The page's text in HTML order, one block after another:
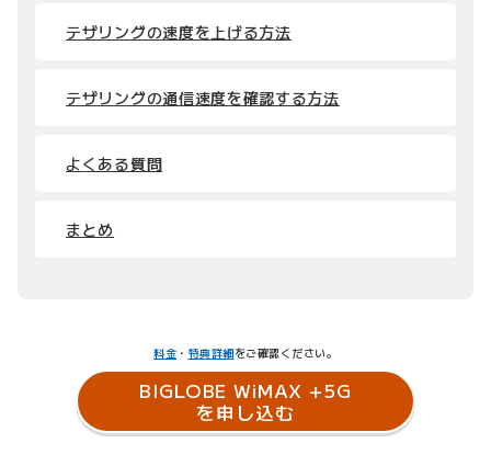
テザリングの速度を上げる方法
テザリングの通信速度を確認する方法
よくある質問
まとめ
料金 ・ 特典詳細をご確認ください。
BIGLOBE WiMAX +5G
を申し込む